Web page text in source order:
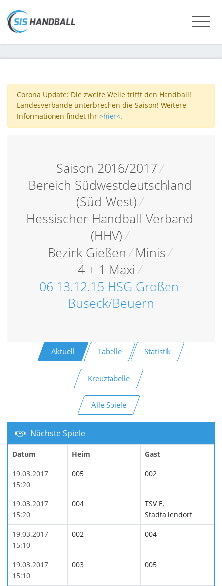
Corona Update: Die zweite Welle trifft den Handball!
Landesverbände unterbrechen die Saison! Weitere
Informationen findet Ihr >hier<.
Saison 2016/2017/
Bereich Südwestdeutschland
(Süd-West)/
Hessischer Handball-Verband
(HHV)/
Bezirk Gießen / Minis/
4 + 1 Maxi /
06 13.12.15 HSG Großen-
Buseck/Beuern
Aktuell Tabelle Statistik
Kreuztabelle
Alle Spiele
Nächste Spiele
Datum Heim Gast
19.03.2017
15:20
005 002
19.03.2017
15:20
004
TSV E.
Stadtallendorf
19.03.2017
15:10
002 004
19.03.2017
15:10
003 005